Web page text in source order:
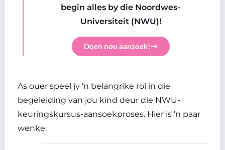
begin alles by die Noordwes-
Universiteit (NWU)!
Doen nou aansoek!
As ouer speel jy ’n belangrike rol in die
begeleiding van jou kind deur die NWU-
keuringskursus-aansoekproses. Hier is ’n paar
wenke: